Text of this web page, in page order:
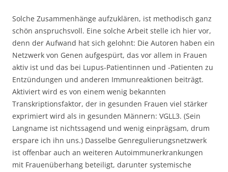
Solche Zusammenhänge aufzuklären, ist methodisch ganz
schön anspruchsvoll. Eine solche Arbeit stelle ich hier vor,
denn der Aufwand hat sich gelohnt: Die Autoren haben ein
Netzwerk von Genen aufgespürt, das vor allem in Frauen
aktiv ist und das bei Lupus-Patientinnen und -Patienten zu
Entzündungen und anderen Immunreaktionen beiträgt.
Aktiviert wird es von einem wenig bekannten
Transkriptionsfaktor, der in gesunden Frauen viel stärker
exprimiert wird als in gesunden Männern: VGLL3. (Sein
Langname ist nichtssagend und wenig einprägsam, drum
erspare ich ihn uns.) Dasselbe Genregulierungsnetzwerk
ist offenbar auch an weiteren Autoimmunerkrankungen
mit Frauenüberhang beteiligt, darunter systemische